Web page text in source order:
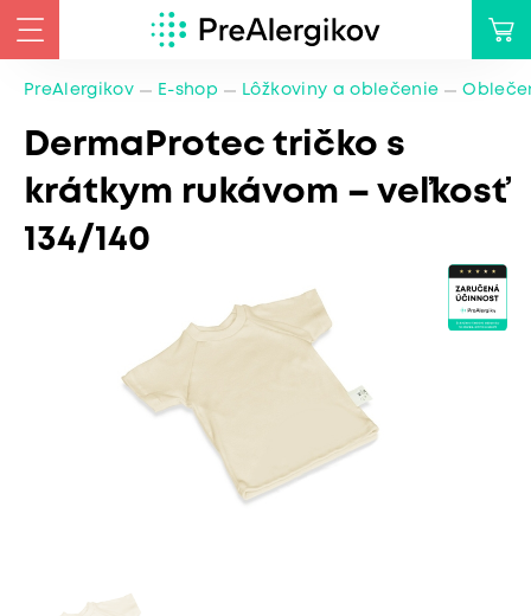
PreAlergikov E-shop Lôžkoviny a oblečenie
DermaProtec tričko s
krátkym rukávom – veľkosť
134/140